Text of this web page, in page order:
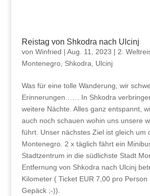
Reistag von Shkodra nach Ulcinj
von Winfried | Aug. 11, 2023 | 2.
Montenegro, Shkodra Ulcinj
Was für eine tolle Wanderung, wir
Erinnerungen…… In Shkodra
weitere Nächte. Alles ganz entspannt,
auch noch schauen wohin uns unsere
führt. Unser nächstes Ziel ist gleich um
Montenegro. 2 x täglich fährt ein
Stadtzentrum in die südlichste Stadt
Entfernung von Shkodra nach Ulcinj
Kilometer ( Ticket EUR 7,00 pro Person
Gepäck ;-)).